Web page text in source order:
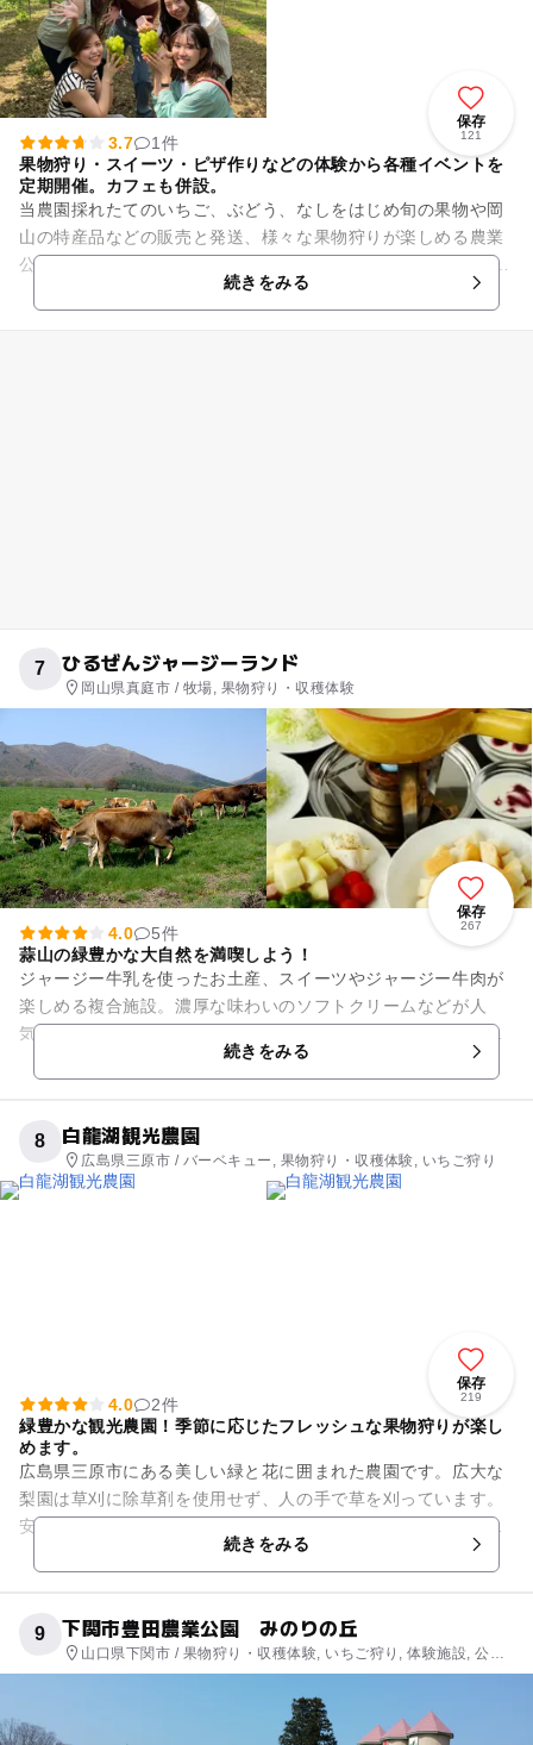
保存
121
3.7
1件
果物狩り・スイーツ・ピザ作りなどの体験から各種イベントを
定期開催。カフェも併設。
当農園採れたてのいちご、ぶどう、なしをはじめ旬の果物や岡
山の特産品などの販売と発送、様々な果物狩りが楽しめる農業
公園、「水車の里フルーツトピア」。 梨、ぶどう、いちごなど
続きをみる
7 ひるぜんジャージーランド
岡山県真庭市 / 牧場, 果物狩り・収穫体験
保存
267
4.0
5件
蒜山の緑豊かな大自然を満喫しよう！
ジャージー牛乳を使ったお土産、スイーツやジャージー牛肉が
楽しめる複合施設。濃厚な味わいのソフトクリームなどが人
気。シーズン中の休日限定でジャージー牛「ラブリーちゃん」
の乳搾り体験もできる。家に帰...
続きをみる
8 白龍湖観光農園
広島県三原市 / バーベキュー, 果物狩り・収穫体験, いちご狩り
保存
219
4.0
2件
緑豊かな観光農園！季節に応じたフレッシュな果物狩りが楽し
めます。
広島県三原市にある美しい緑と花に囲まれた農園です。広大な
梨園は草刈に除草剤を使用せず、人の手で草を刈っています。
安心安全の美味しいフルーツが食べられるとして多くの人に愛
続きをみる
9 下関市豊田農業公園 みのりの丘
山口県下関市 / 果物狩り・収穫体験, いちご狩り, 体験施設, 公
園・総合公園